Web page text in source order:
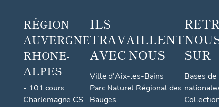
RÉGION
AUVERGNE
RHONE-
ALPES
- 101 cours
Charlemagne CS
ILS
TRAVAILLENT
AVEC NOUS
Ville d'Aix-les-Bains
Parc Naturel Régional des
Bauges
SUR
Bases